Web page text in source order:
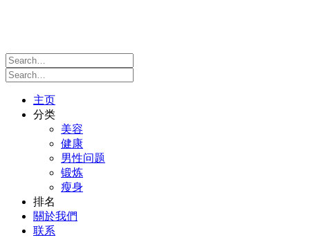
主页
分类
美容
健康
男性问题
锻炼
瘦身
排名
關於我們
联系